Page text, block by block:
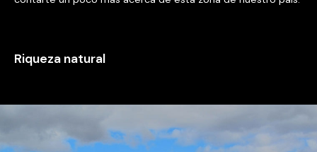
Riqueza natural